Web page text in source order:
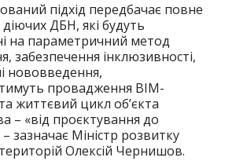
підхід передбачає повне
ДБН, які будуть
на параметричний метод
забезпечення інклюзивності,
нововведення,
провадження ВІМ-
та життєвий цикл об’єкта
– «від проєктування до
– зазначає Міністр розвитку
Олексій Чернишов.